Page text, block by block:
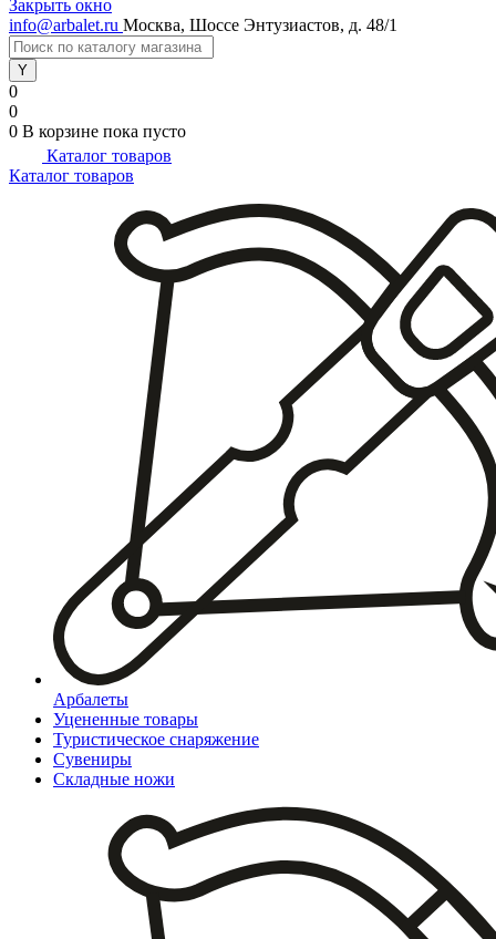
Закрыть окно
info@arbalet.ru Москва, Шоссе Энтузиастов, д. 48/1
0
0
0 В корзине пока пусто
Каталог товаров
Каталог товаров
Арбалеты
Уцененные товары
Туристическое снаряжение
Сувениры
Складные ножи